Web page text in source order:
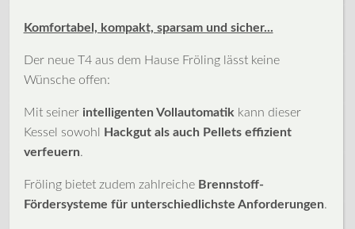
Komfortabel, kompakt, sparsam und sicher...
Der neue T4 aus dem Hause Fröling lässt keine
Wünsche offen:
Mit seiner intelligenten Vollautomatik kann dieser
Kessel sowohl
Hackgut als auch Pellets effizient
verfeuern.
Fröling bietet zudem zahlreiche Brennstoff-
Fördersysteme für unterschiedlichste Anforderungen.